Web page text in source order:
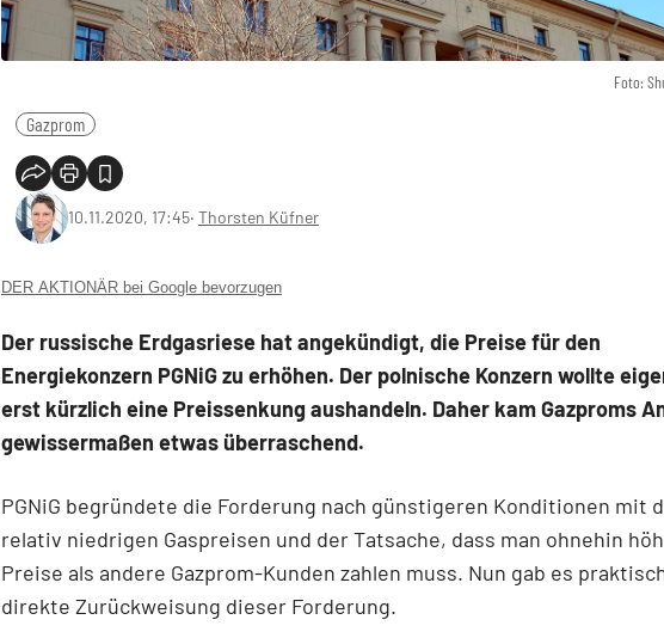
Foto:
Gazprom
10.11.2020, 17:45‧ Thorsten Küfner
DER AKTIONÄR bei Google bevorzugen
Der russische Erdgasriese hat angekündigt, die Preise für den
Energiekonzern PGNiG zu erhöhen. Der polnische Konzern wollte
erst kürzlich eine Preissenkung aushandeln. Daher kam Gazproms
gewissermaßen etwas überraschend.
PGNiG begründete die Forderung nach günstigeren Konditionen mit
relativ niedrigen Gaspreisen und der Tatsache, dass man ohnehin
Preise als andere Gazprom-Kunden zahlen muss. Nun gab es
direkte Zurückweisung dieser Forderung.